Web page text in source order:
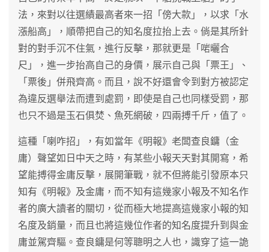
法，來對以往選績最高者來一招「傍大款」，以求「水
漲船高」，順帶把自己的知名度拉抬上去。倘是其所針
對的對手沉不住氣，進行反擊，那就更是「啱曬合
尺」，進一步抬高自己的身價，展示自己與「票王」、
「票後」併飛齊高。而且，說不好還會令到對方被認定
為違反選舉法而遭到處罰，即使是自己也同樣受罰，那
也只不過是玉石俱焚、魚死網破，四兩搏千斤，值了。
這種「喇咋招」，有如當年《明報》老闆查良鏞（金
庸）聲望如日中天之時，有某些小報天天對其開寫，希
望能搏得金庸反擊，展開筆戰，就不但將能引發原本只
知有《明報》及金庸，而不知有這幾家小報及不知名作
者的廣大讀者的關切，從而極大地提高這幾家小報的知
名度及銷量，而且也將這幾位作者的知名度提升到與金
庸並駕齊驅。查良鏞是何等聰明之人也，識穿了這一詭